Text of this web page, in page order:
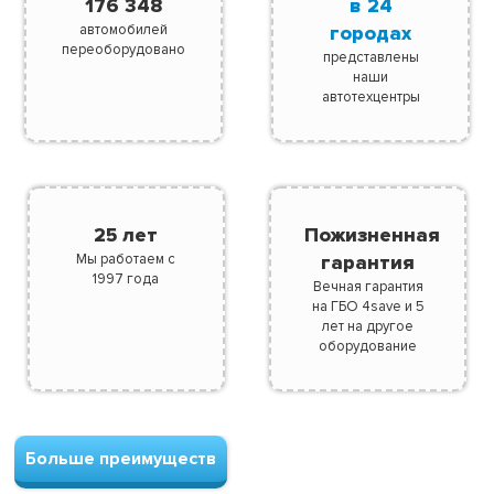
176 348
автомобилей
переоборудовано
в 24
городах
представлены
наши
автотехцентры
25 лет
Мы работаем с
1997 года
Пожизненная
гарантия
Вечная гарантия
на ГБО 4save и 5
лет на другое
оборудование
Больше преимуществ